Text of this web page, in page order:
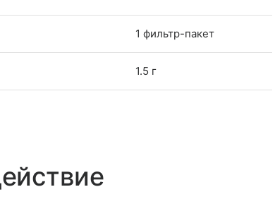
1 фильтр-пакет
1.5 г